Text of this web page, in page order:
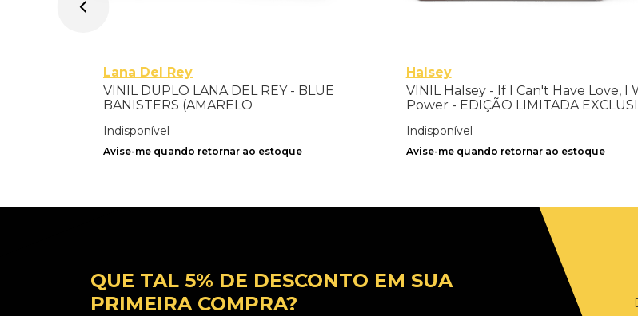
Lana Del Rey
VINIL DUPLO LANA DEL REY - BLUE
BANISTERS (AMARELO
Indisponível
Avise-me quando retornar ao estoque
Halsey
VINIL Halsey - If I Can't Have Love, I
Power - EDIÇÃO LIMITADA
Indisponível
Avise-me quando retornar ao estoque
QUE TAL 5% DE DESCONTO EM SUA
PRIMEIRA COMPRA?